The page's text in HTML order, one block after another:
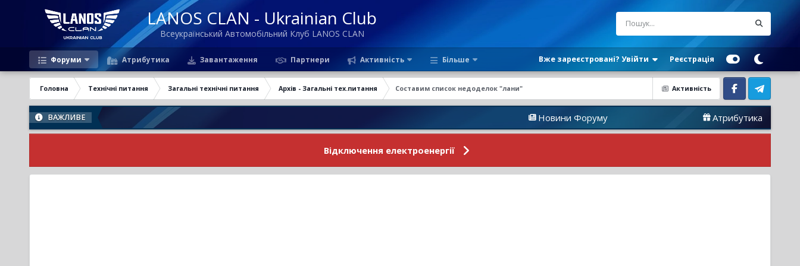
LANOS CLAN - Ukrainian Club
Всеукраїнський Автомобільний Клуб LANOS CLAN
Форуми Атрибутика Завантаження Партнери Активність Більше Вже зареєстровані? Увійти Реєстрація
Активність
Головна Технічні питання Загальні технічні питання Архів - Загальні тех.питання Составим список недоделок "лани"
Facebook Telegram
ВАЖЛИВЕ Новини Форуму Атрибутика
Відключення електроенергії